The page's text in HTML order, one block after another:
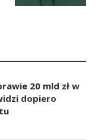
20 mld zł w
dopiero